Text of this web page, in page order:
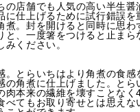
の店舗でも人気の高い半生醤
に仕上げるために試行錯誤を
煮。封を開けると同時に思わ
と、一度箸をつけると止まら
ください。
。とらいちはより角煮の食感
の角煮に仕上げました。とら
肉本来の繊維を壊すことなく
べてもお取り寄せとは思えな